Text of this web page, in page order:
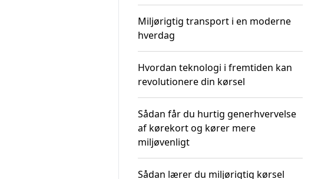
Miljørigtig transport i en moderne
hverdag
Hvordan teknologi i fremtiden kan
revolutionere din kørsel
Sådan får du hurtig generhvervelse
af kørekort og kører mere
miljøvenligt
Sådan lærer du miljørigtig kørsel